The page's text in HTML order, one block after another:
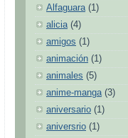
Alfaguara (1)
alicia (4)
amigos (1)
animación (1)
animales (5)
anime-manga (3)
aniversario (1)
aniversrio (1)